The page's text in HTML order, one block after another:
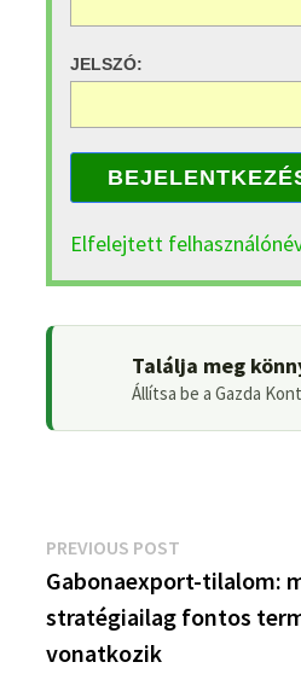
JELSZÓ:
Elfelejtett
Találja meg
Állítsa be a Gazda
Bejegyzés
navigáció
PREVIOUS POST
post:
Gabonaexport-tilalom:
stratégiailag fontos
vonatkozik